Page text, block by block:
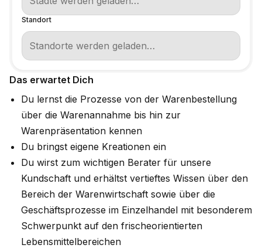
Das erwartet Dich
Du lernst die Prozesse von der Warenbestellung
über die Warenannahme bis hin zur
Warenpräsentation kennen
Du bringst eigene Kreationen ein
Du wirst zum wichtigen Berater für unsere
Kundschaft und erhältst vertieftes Wissen über den
Bereich der Warenwirtschaft sowie über die
Geschäftsprozesse im Einzelhandel mit besonderem
Schwerpunkt auf den frischeorientierten
Lebensmittelbereichen
Standort